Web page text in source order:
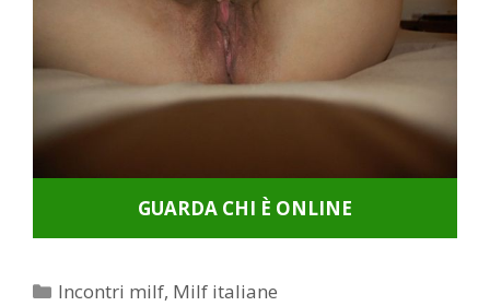
GUARDA CHI È ONLINE
Categorie
Incontri milf, Milf italiane